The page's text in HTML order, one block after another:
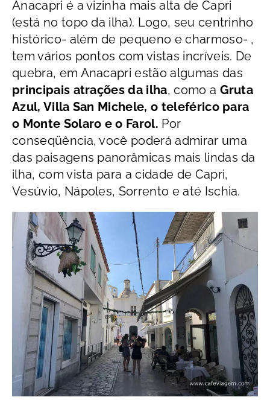
Anacapri é a vizinha mais alta de Capri
(está no topo da ilha). Logo, seu centrinho
histórico- além de pequeno e charmoso- ,
tem vários pontos com vistas incríveis. De
quebra, em Anacapri estão algumas das
principais atrações da ilha, como a Gruta
Azul, Villa San Michele, o teleférico para
o Monte Solaro e o Farol. Por
conseqüência, você poderá admirar uma
das paisagens panorâmicas mais lindas da
ilha, com vista para a cidade de Capri,
Vesúvio, Nápoles, Sorrento e até Ischia.